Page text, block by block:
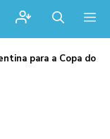
para a Copa do